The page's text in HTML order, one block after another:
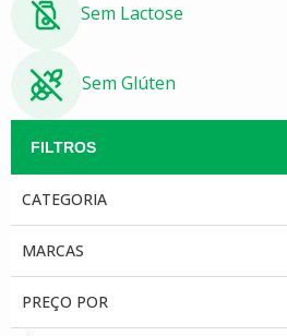
Sem Lactose
Sem Glúten
CATEGORIA
MARCAS
PREÇO POR